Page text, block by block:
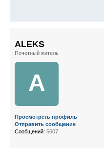
ALEKS
Почетный житель
A
Просмотреть профиль
Отправить сообщение
Сообщений: 5607